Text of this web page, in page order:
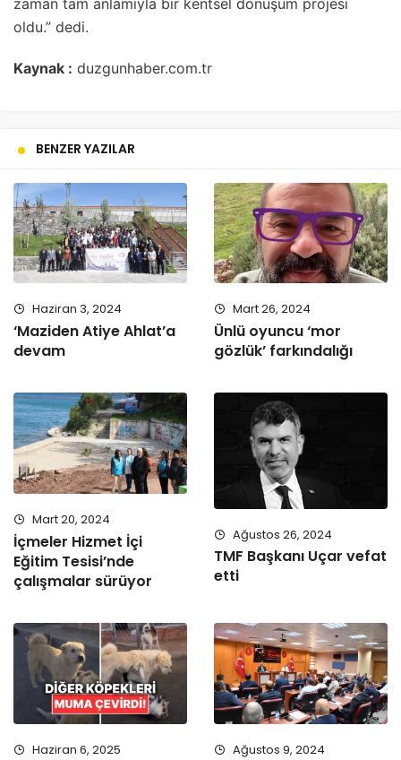
oldu.” dedi.
Kaynak : duzgunhaber.com.tr
BENZER YAZILAR
Haziran 3, 2024
‘Maziden Atiye Ahlat’a
devam
Mart 26, 2024
Ünlü oyuncu ‘mor
gözlük’ farkındalığı
Mart 20, 2024
İçmeler Hizmet İçi
Eğitim Tesisi’nde
çalışmalar sürüyor
Ağustos 26, 2024
TMF Başkanı Uçar vefat
etti
Haziran 6, 2025 Ağustos 9, 2024